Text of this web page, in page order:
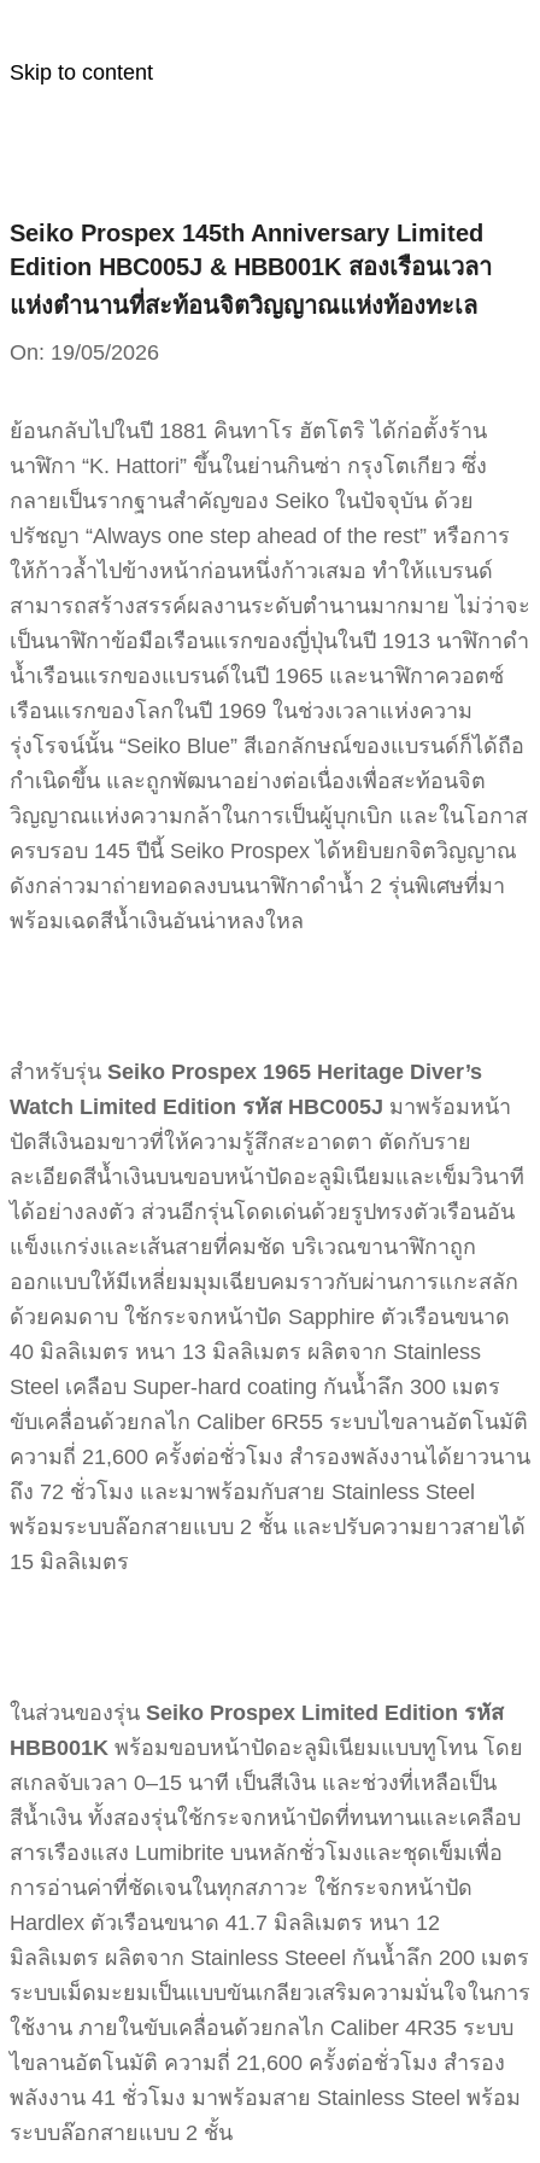
Skip to content
Seiko Prospex 145th Anniversary Limited
Edition HBC005J & HBB001K สองเรือนเวลา
แห่งตำนานที่สะท้อนจิตวิญญาณแห่งท้องทะเล
On: 19/05/2026
ย้อนกลับไปในปี 1881 คินทาโร ฮัตโตริ ได้ก่อตั้งร้าน
นาฬิกา “K. Hattori” ขึ้นในย่านกินซ่า กรุงโตเกียว ซึ่ง
กลายเป็นรากฐานสำคัญของ Seiko ในปัจจุบัน ด้วย
ปรัชญา “Always one step ahead of the rest” หรือการ
ให้ก้าวล้ำไปข้างหน้าก่อนหนึ่งก้าวเสมอ ทำให้แบรนด์
สามารถสร้างสรรค์ผลงานระดับตำนานมากมาย ไม่ว่าจะ
เป็นนาฬิกาข้อมือเรือนแรกของญี่ปุ่นในปี 1913 นาฬิกาดำ
น้ำเรือนแรกของแบรนด์ในปี 1965 และนาฬิกาควอตซ์
เรือนแรกของโลกในปี 1969 ในช่วงเวลาแห่งความ
รุ่งโรจน์นั้น “Seiko Blue” สีเอกลักษณ์ของแบรนด์ก็ได้ถือ
กำเนิดขึ้น และถูกพัฒนาอย่างต่อเนื่องเพื่อสะท้อนจิต
วิญญาณแห่งความกล้าในการเป็นผู้บุกเบิก และในโอกาส
ครบรอบ 145 ปีนี้ Seiko Prospex ได้หยิบยกจิตวิญญาณ
ดังกล่าวมาถ่ายทอดลงบนนาฬิกาดำน้ำ 2 รุ่นพิเศษที่มา
พร้อมเฉดสีน้ำเงินอันน่าหลงใหล
สำหรับรุ่น Seiko Prospex 1965 Heritage Diver’s
Watch Limited Edition รหัส HBC005J มาพร้อมหน้า
ปัดสีเงินอมขาวที่ให้ความรู้สึกสะอาดตา ตัดกับราย
ละเอียดสีน้ำเงินบนขอบหน้าปัดอะลูมิเนียมและเข็มวินาที
ได้อย่างลงตัว ส่วนอีกรุ่นโดดเด่นด้วยรูปทรงตัวเรือนอัน
แข็งแกร่งและเส้นสายที่คมชัด บริเวณขานาฬิกาถูก
ออกแบบให้มีเหลี่ยมมุมเฉียบคมราวกับผ่านการแกะสลัก
ด้วยคมดาบ ใช้กระจกหน้าปัด Sapphire ตัวเรือนขนาด
40 มิลลิเมตร หนา 13 มิลลิเมตร ผลิตจาก Stainless
Steel เคลือบ Super-hard coating กันน้ำลึก 300 เมตร
ขับเคลื่อนด้วยกลไก Caliber 6R55 ระบบไขลานอัตโนมัติ
ความถี่ 21,600 ครั้งต่อชั่วโมง สำรองพลังงานได้ยาวนาน
ถึง 72 ชั่วโมง และมาพร้อมกับสาย Stainless Steel
พร้อมระบบล๊อกสายแบบ 2 ชั้น และปรับความยาวสายได้
15 มิลลิเมตร
ในส่วนของรุ่น Seiko Prospex Limited Edition รหัส
HBB001K พร้อมขอบหน้าปัดอะลูมิเนียมแบบทูโทน โดย
สเกลจับเวลา 0–15 นาที เป็นสีเงิน และช่วงที่เหลือเป็น
สีน้ำเงิน ทั้งสองรุ่นใช้กระจกหน้าปัดที่ทนทานและเคลือบ
สารเรืองแสง Lumibrite บนหลักชั่วโมงและชุดเข็มเพื่อ
การอ่านค่าที่ชัดเจนในทุกสภาวะ ใช้กระจกหน้าปัด
Hardlex ตัวเรือนขนาด 41.7 มิลลิเมตร หนา 12
มิลลิเมตร ผลิตจาก Stainless Steeel กันน้ำลึก 200 เมตร
ระบบเม็ดมะยมเป็นแบบขันเกลียวเสริมความมั่นใจในการ
ใช้งาน ภายในขับเคลื่อนด้วยกลไก Caliber 4R35 ระบบ
ไขลานอัตโนมัติ ความถี่ 21,600 ครั้งต่อชั่วโมง สำรอง
พลังงาน 41 ชั่วโมง มาพร้อมสาย Stainless Steel พร้อม
ระบบล๊อกสายแบบ 2 ชั้น